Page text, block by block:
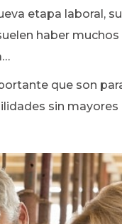
etapa laboral,
haber muchos
que son
sin mayores